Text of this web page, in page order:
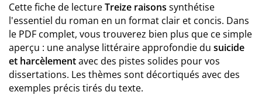
Cette fiche de lectureTreize raisons synthétise
l'essentiel du roman en un format clair et concis. Dans
le PDF complet, vous trouverez bien plus que ce simple
aperçu : une analyse littéraire approfondie du suicide
et harcèlementavec des pistes solides pour vos
dissertations. Les thèmes sont décortiqués avec des
exemples précis tirés du texte.